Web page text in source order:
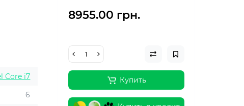
Core i7
6
8955.00 грн.
Купить